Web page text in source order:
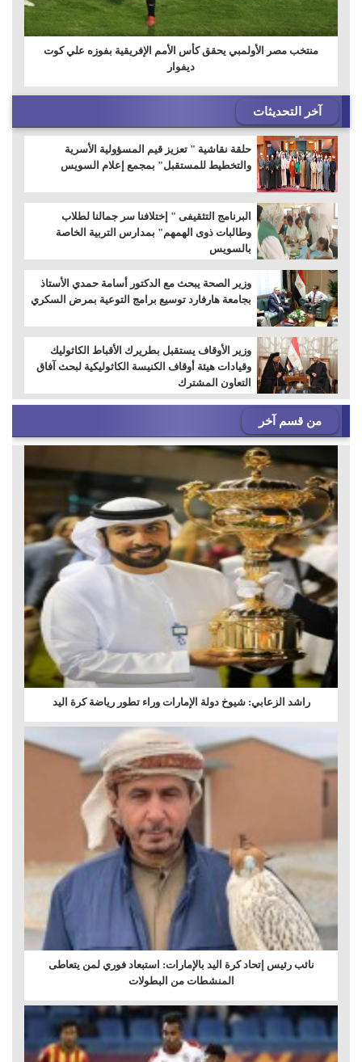
منتخب مصر الأولمبي يحقق كأس الأمم الإفريقية بفوزه علي كوت
ديفوار
آخر التحديثات
حلقة نقاشية " تعزيز قيم المسؤولية الأسرية
والتخطيط للمستقبل" بمجمع إعلام السويس
البرنامج التثقيفى " إختلافنا سر جمالنا لطلاب
وطالبات ذوى الهمهم" بمدارس التربية الخاصة
بالسويس
وزير الصحة يبحث مع الدكتور أسامة حمدي الأستاذ
بجامعة هارفارد توسيع برامج التوعية بمرض السكري
وزير الأوقاف يستقبل بطريرك الأقباط الكاثوليك
وقيادات هيئة أوقاف الكنيسة الكاثوليكية لبحث آفاق
التعاون المشترك
من قسم آخر
راشد الزعابي: شيوخ دولة الإمارات وراء تطور رياضة كرة اليد
نائب رئيس إتحاد كرة اليد بالإمارات: استبعاد فوري لمن يتعاطى
المنشطات من البطولات